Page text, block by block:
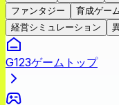
ファンタジー
育成ゲー
経営シミュレーション
G123ゲームトップ